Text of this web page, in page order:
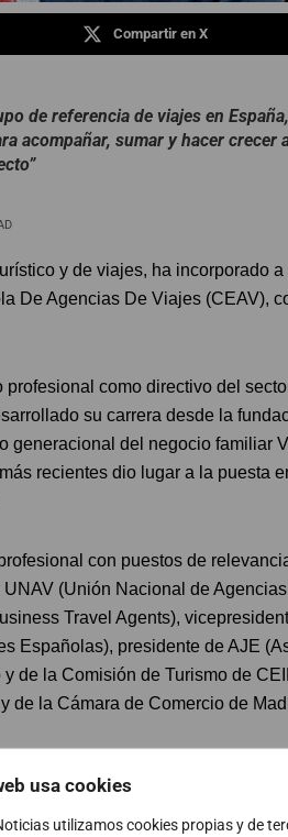
usa cookies
utilizamos cookies propias y de
Compartir en X
de referencia de viajes en
acompañar, sumar y hacer crecer
y de viajes, ha incorporado a
De Agencias De Viajes (CEAV),
como directivo del
su carrera desde la
generacional del negocio familiar
recientes dio lugar a la puesta
con puestos de
(Unión Nacional de
Travel Agents),
Españolas), presidente de AJE
de la Comisión de Turismo de
de la Cámara de Comercio de
de Viajes (CEAV) y ocupa
CEOE y la CEPYME,
de Turismo, así como es